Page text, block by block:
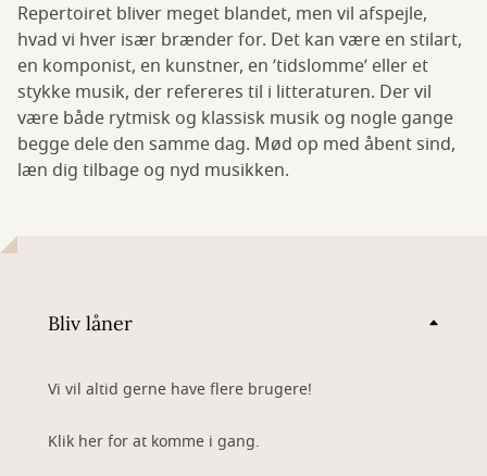
Repertoiret bliver meget blandet, men vil afspejle,
hvad vi hver især brænder for. Det kan være en stilart,
en komponist, en kunstner, en ’tidslomme’ eller et
stykke musik, der refereres til i litteraturen. Der vil
være både rytmisk og klassisk musik og nogle gange
begge dele den samme dag. Mød op med åbent sind,
læn dig tilbage og nyd musikken.
Bliv låner
Vi vil altid gerne have flere brugere!
Klik her for at komme i gang.